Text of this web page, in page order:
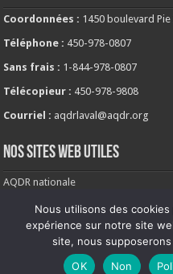
Coordonnées : 1450 boulevard Pie
Téléphone : 450-978-0807
Sans frais : 1-844-978-0807
Télécopieur : 450-978-9808
Courriel : aqdrlaval@aqdr.org
NOS SITES WEB UTILES
AQDR nationale
© 2026 AQDR Laval-
Nous utilisons des
expérience sur notre site
site, nous
OK
Non